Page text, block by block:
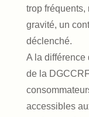
trop fréquents,
gravité, un
déclenché.
A la différence
de la
accessibles